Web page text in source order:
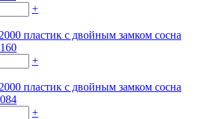
+
пластик с двойным замком сосна
+
пластик с двойным замком сосна
+